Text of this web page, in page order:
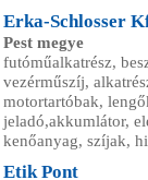
Erka-Schlosser
Pest megye
futóműalkatrész,
vezérműszíj,
motortartóbak,
jeladó,akkumlátor,
kenőanyag, szíjak,
Etik Pont